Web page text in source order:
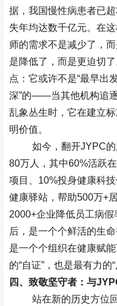
据，我国慢性病患者已超
失年均达数千亿元。在
师的需求不是减少了，
是降低了，而是更迫切
点：它或许不是“最早出
深”的——当其他机构追
乱象丛生时，它在建立
明价值。
如今，翻开JYPC
80万人，其中60%活跃
项目、 10%投身健康科
健康驿站，帮助500万+
2000+企业降低员工病
后，是一个个鲜活的生
是一个个组织在健康赋
的“自证” ，也是最有力的“
四、致敬坚守者：与
站在新的历史方位